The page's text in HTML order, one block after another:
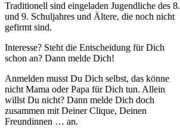
Traditionell sind eingeladen Jugendliche des 8.
und 9. Schuljahres und Ältere, die noch nicht
gefirmt sind.
Interesse? Steht die Entscheidung für Dich
schon an? Dann melde Dich!
Anmelden musst Du Dich selbst, das könne
nicht Mama oder Papa für Dich tun. Allein
willst Du nicht? Dann melde Dich doch
zusammen mit Deiner Clique, Deinen
Freundinnen … an.